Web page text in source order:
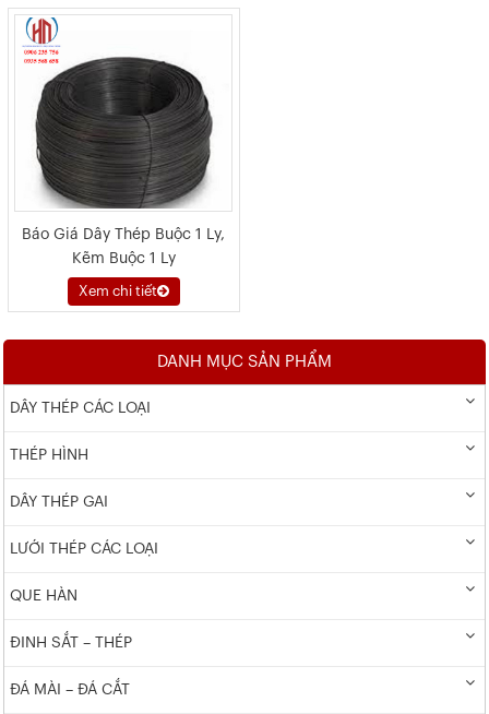
Báo Giá Dây Thép Buộc 1 Ly,
Kẽm Buộc 1 Ly
Xem chi tiết
DANH MỤC SẢN PHẨM
DÂY THÉP CÁC LOẠI
THÉP HÌNH
DÂY THÉP GAI
LƯỚI THÉP CÁC LOẠI
QUE HÀN
ĐINH SẮT – THÉP
ĐÁ MÀI – ĐÁ CẮT